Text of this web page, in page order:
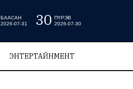
БААСАН
2026-07-31
30 ПҮРЭВ
2026-07-30
ЭНТЕРТАЙНМЕНТ